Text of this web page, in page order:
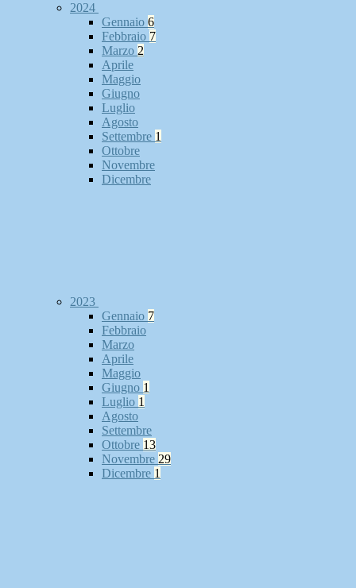
2024
Gennaio 6
Febbraio 7
Marzo 2
Aprile
Maggio
Giugno
Luglio
Agosto
Settembre 1
Ottobre
Novembre
Dicembre
2023
Gennaio 7
Febbraio
Marzo
Aprile
Maggio
Giugno 1
Luglio 1
Agosto
Settembre
Ottobre 13
Novembre 29
Dicembre 1